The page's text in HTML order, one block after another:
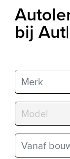
bij
Merk
Model
Vanaf bouwjaar